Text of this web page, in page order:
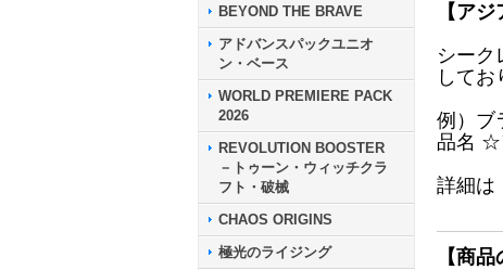
BEYOND THE BRAVE
アドバンスパックユニオ
ン・ベース
WORLD PREMIERE PACK
2026
REVOLUTION BOOSTER
－トゥーン・ウィッチクラ
フト・破械
CHAOS ORIGINS
極光のライジング
【ア
シーク
してお
例）ブ
品名 ☆
詳細は
【商